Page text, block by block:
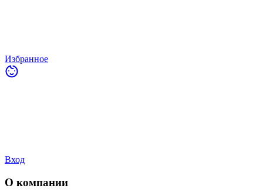
Избранное
Вход
О компании